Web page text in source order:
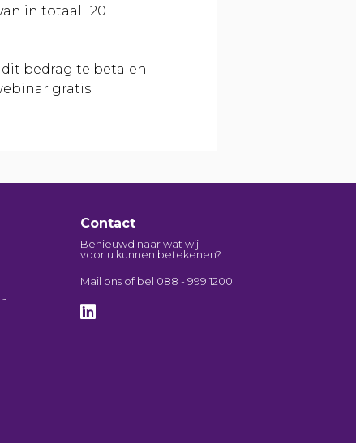
in totaal 120
dit bedrag te betalen.
gratis.
Contact
Benieuwd naar wat wij
voor u kunnen betekenen?
Mail ons of bel 088 - 999 1200